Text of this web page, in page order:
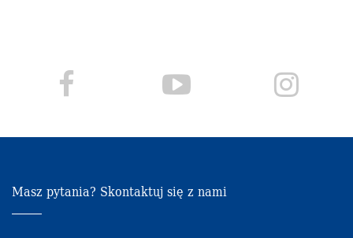
Masz pytania? Skontaktuj się z nami